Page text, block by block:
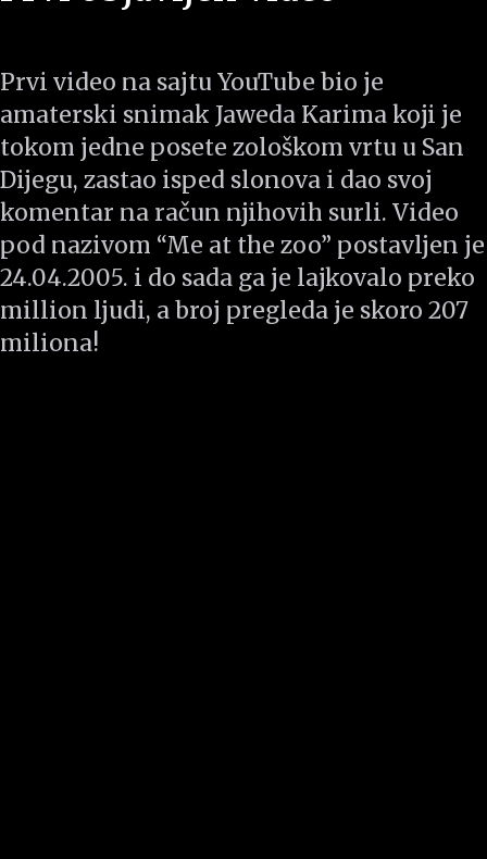
Prvi video na sajtu YouTube bio je
amaterski snimak Jaweda Karima koji je
tokom jedne posete zološkom vrtu u San
Dijegu, zastao isped slonova i dao svoj
komentar na račun njihovih surli. Video
pod nazivom “Me at the zoo” postavljen je
24.04.2005. i do sada ga je lajkovalo preko
million ljudi, a broj pregleda je skoro 207
miliona!